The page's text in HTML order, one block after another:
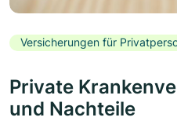
Versicherungen für
Private
und Nachteile